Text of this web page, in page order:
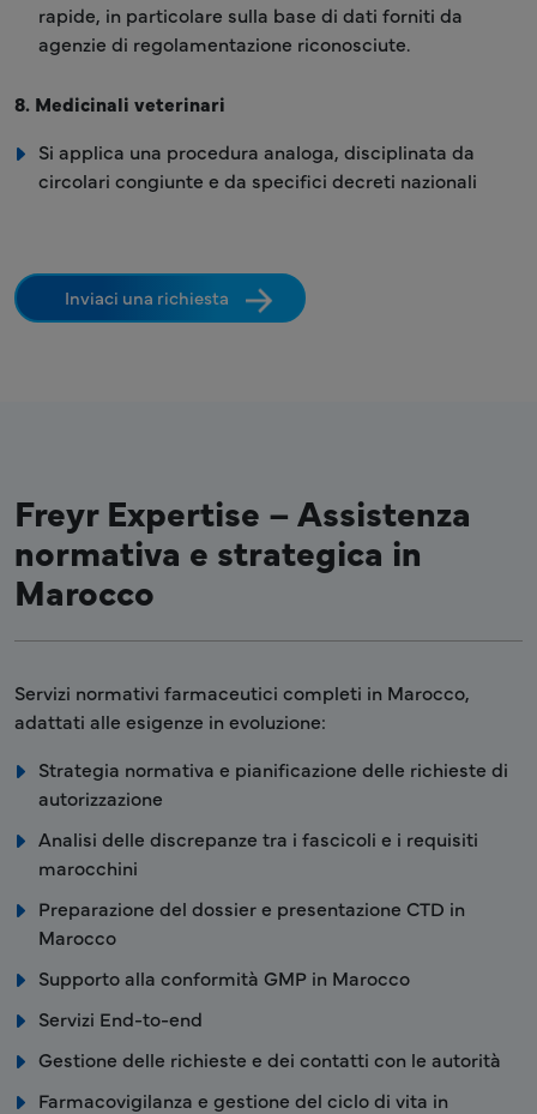
rapide, in particolare sulla base di dati forniti da
agenzie di regolamentazione riconosciute.
8. Medicinali veterinari
Si applica una procedura analoga, disciplinata da
circolari congiunte e da specifici decreti nazionali
Inviaci una richiesta
Freyr Expertise – Assistenza
normativa e strategica in
Marocco
Servizi normativi farmaceutici completi in Marocco,
adattati alle esigenze in evoluzione:
Strategia normativa e pianificazione delle richieste di
autorizzazione
Analisi delle discrepanze tra i fascicoli e i requisiti
marocchini
Preparazione del dossier e presentazione CTD in
Marocco
Supporto alla conformità GMP in Marocco
Servizi End-to-end
Gestione delle richieste e dei contatti con le autorità
Farmacovigilanza e gestione del ciclo di vita in